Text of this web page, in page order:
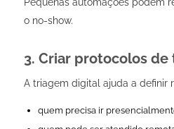
o no-show.
3. Criar protocolos
A triagem digital ajuda a definir
quem precisa ir